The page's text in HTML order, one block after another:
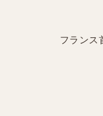
フランス